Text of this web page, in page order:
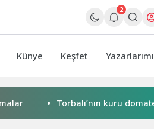
2
Künye Keşfet
Torbalı’nın kuru domates